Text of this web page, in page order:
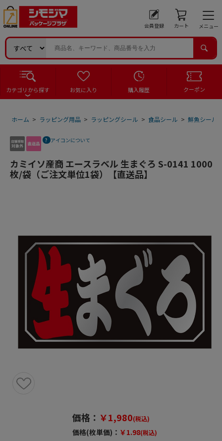
会員登録 カート メニュー
カテゴリから探す お気に入り 購入履歴 クーポン
ホーム > ラッピング用品 > ラッピングシール > 食品シール > 鮮魚シール
アイコンについて
カミイソ産商 エースラベル 生まぐろ S-0141 1000
枚/袋（ご注文単位1袋）【直送品】
価格： ￥1,980(税込)
価格(枚単価)： ￥1.98(税込)